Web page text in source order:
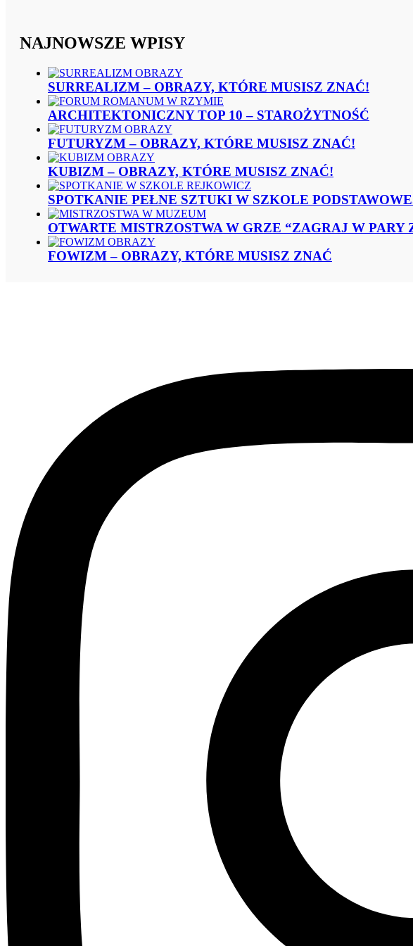
NAJNOWSZE WPISY
SURREALIZM – OBRAZY, KTÓRE MUSISZ ZNAĆ!
ARCHITEKTONICZNY TOP 10 – STAROŻYTNOŚĆ
FUTURYZM – OBRAZY, KTÓRE MUSISZ ZNAĆ!
KUBIZM – OBRAZY, KTÓRE MUSISZ ZNAĆ!
SPOTKANIE PEŁNE SZTUKI W SZKOLE
OTWARTE MISTRZOSTWA W GRZE “ZAGRAJ W
FOWIZM – OBRAZY, KTÓRE MUSISZ ZNAĆ